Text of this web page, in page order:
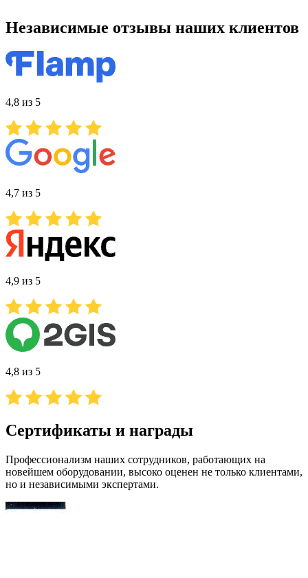
Независимые отзывы наших клиентов
4,8 из 5
4,7 из 5
4,9 из 5
4,8 из 5
Сертификаты и награды
Профессионализм наших сотрудников, работающих на
новейшем оборудовании, высоко оценен не только клиентами,
но и независимыми экспертами.